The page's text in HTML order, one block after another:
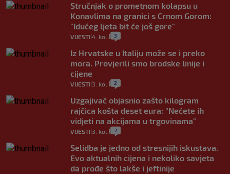
Stručnjak o prometnom kolapsu u
Konavlima na granici s Crnom Gorom:
"Idućeg ljeta bit će još gore"
VIJESTI 4. kol. 3
Iz Hrvatske u Italiju može se i preko
mora. Provjerili smo brodske linije i
cijene
VIJESTI 3. kol. 2
Uzgajivač objasnio zašto kilogram
rajčica košta deset eura: "Nećete ih
vidjeti na akcijama u trgovinama"
VIJESTI 3. kol. 7
Selidba je jedno od stresnijih iskustava.
Evo aktualnih cijena i nekoliko savjeta
da prođe što lakše i jeftinije